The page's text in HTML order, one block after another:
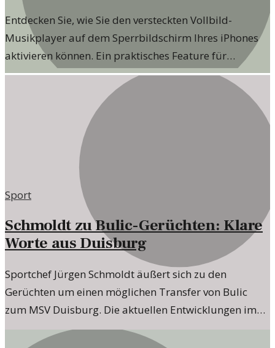
Entdecken Sie, wie Sie den versteckten Vollbild-
Musikplayer auf dem Sperrbildschirm Ihres iPhones
aktivieren können. Ein praktisches Feature für
Musikliebhaber!
Sport
Schmoldt zu Bulic-Gerüchten: Klare
Worte aus Duisburg
Sportchef Jürgen Schmoldt äußert sich zu den
Gerüchten um einen möglichen Transfer von Bulic
zum MSV Duisburg. Die aktuellen Entwicklungen im